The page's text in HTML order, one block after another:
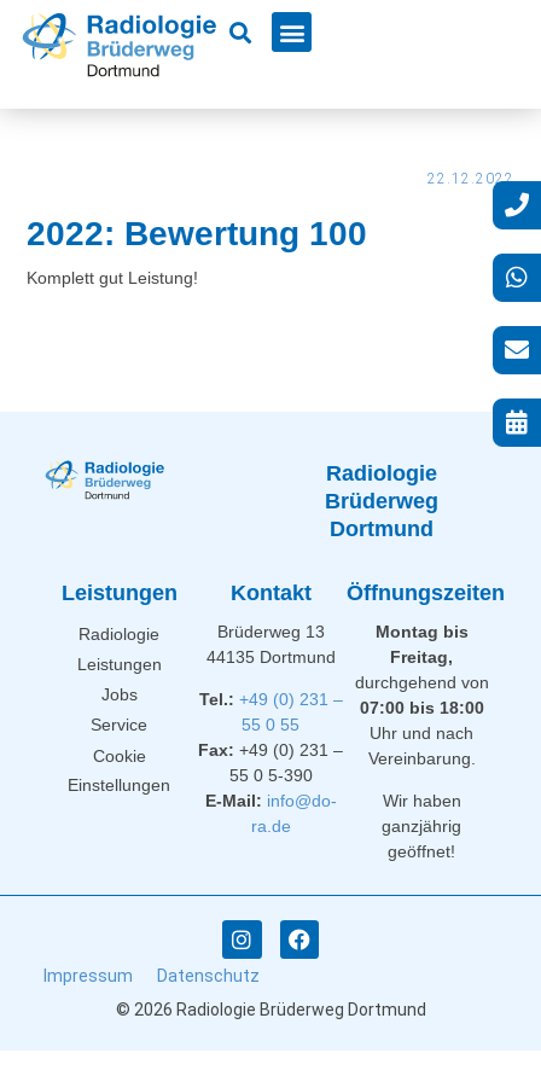
22.12.2022
2022: Bewertung 100
Komplett gut Leistung!
Radiologie
Brüderweg
Dortmund
Leistungen
Radiologie
Leistungen
Jobs
Service
Cookie
Einstellungen
Kontakt
Brüderweg 13
44135 Dortmund
Tel.: +49 (0) 231 –
55 0 55
Fax: +49 (0) 231 –
55 0 5-390
E-Mail: info@do-
ra.de
Öffnungszeiten
Montag bis
Freitag,
durchgehend von
07:00 bis 18:00
Uhr und nach
Vereinbarung.
Wir haben
ganzjährig
geöffnet!
© 2026 Radiologie Brüderweg Dortmund
Impressum Datenschutz